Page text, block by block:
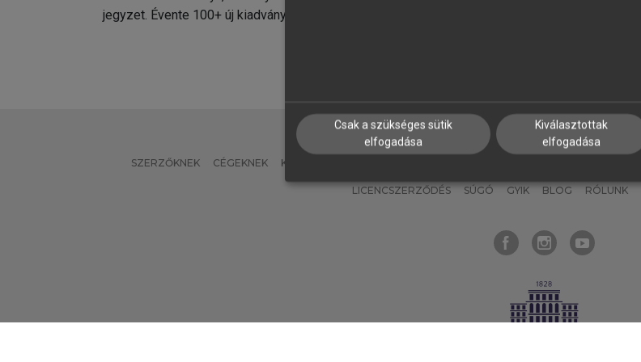
jegyzet. Évente 100+ új kiadvány.
SZERZŐKNEK CÉGEKNEK KÖNYVTÁROSOKNAK
LICENCSZERZŐDÉS SÚGÓ GYIK BLOG RÓLUNK
Csak a szükséges sütik
elfogadása
Kiválasztottak
elfogadása